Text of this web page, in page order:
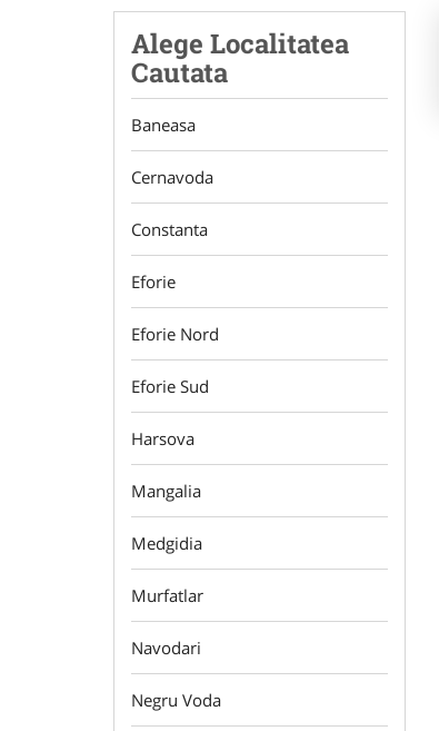
Alege Localitatea
Cautata
Baneasa
Cernavoda
Constanta
Eforie
Eforie Nord
Eforie Sud
Harsova
Mangalia
Medgidia
Murfatlar
Navodari
Negru Voda